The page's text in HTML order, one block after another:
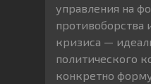
управления на
противоборства
кризиса —
политического
конкретно